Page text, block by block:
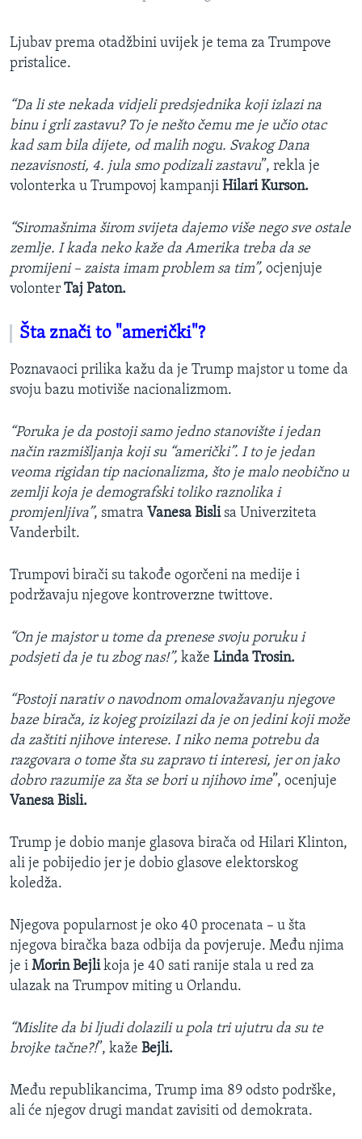
Ljubav prema otadžbini uvijek je tema za Trumpove
pristalice.
“Da li ste nekada vidjeli predsjednika koji izlazi na
binu i grli zastavu? To je nešto čemu me je učio otac
kad sam bila dijete, od malih nogu. Svakog Dana
nezavisnosti, 4. jula smo podizali zastavu”, rekla je
volonterka u Trumpovoj kampanji Hilari Kurson.
“Siromašnima širom svijeta dajemo više nego sve ostale
zemlje. I kada neko kaže da Amerika treba da se
promijeni – zaista imam problem sa tim”, ocjenjuje
volonter Taj Paton.
Šta znači to "američki"?
Poznavaoci prilika kažu da je Trump majstor u tome da
svoju bazu motiviše nacionalizmom.
“Poruka je da postoji samo jedno stanovište i jedan
način razmišljanja koji su “američki”. I to je jedan
veoma rigidan tip nacionalizma, što je malo neobično u
zemlji koja je demografski toliko raznolika i
promjenljiva”, smatra Vanesa Bislisa Univerziteta
Vanderbilt.
Trumpovi birači su takođe ogorčeni na medije i
podržavaju njegove kontroverzne twittove.
“On je majstor u tome da prenese svoju poruku i
podsjeti da je tu zbog nas!”, kaže Linda Trosin.
“Postoji narativ o navodnom omalovažavanju njegove
baze birača, iz kojeg proizilazi da je on jedini koji može
da zaštiti njihove interese. I niko nema potrebu da
razgovara o tome šta su zapravo ti interesi, jer on jako
dobro razumije za šta se bori u njihovo ime”, ocenjuje
Vanesa Bisli.
Trump je dobio manje glasova birača od Hilari Klinton,
ali je pobijedio jer je dobio glasove elektorskog
koledža.
Njegova popularnost je oko 40 procenata – u šta
njegova biračka baza odbija da povjeruje. Među njima
je i Morin Bejlikoja je 40 sati ranije stala u red za
ulazak na Trumpov miting u Orlandu.
“Mislite da bi ljudi dolazili u pola tri ujutru da su te
brojke tačne?!”, kaže Bejli.
Među republikancima, Trump ima 89 odsto podrške,
ali će njegov drugi mandat zavisiti od demokrata.